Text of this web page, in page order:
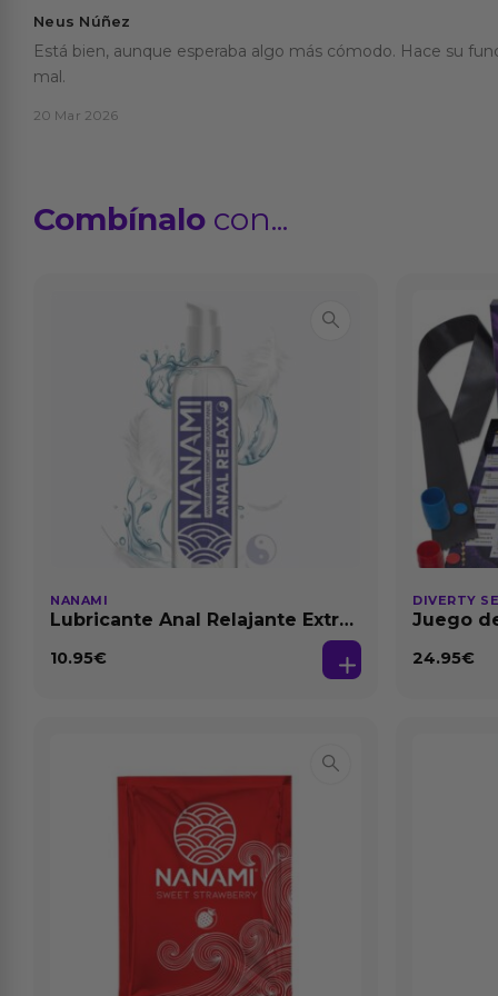
Neus Núñez
Está bien, aunque esperaba algo más cómodo. Hace su
mal.
20 Mar 2026
Combínalo con...
NANAMI
Lubricante Anal Relajante Extra
10.95€
DIVERTY
Juego
24.95€